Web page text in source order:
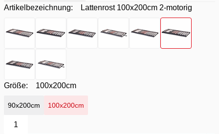
Artikelbezeichnung:
Lattenrost 100x200cm 2-motorig
Größe: 100x200cm
90x200cm 100x200cm
1